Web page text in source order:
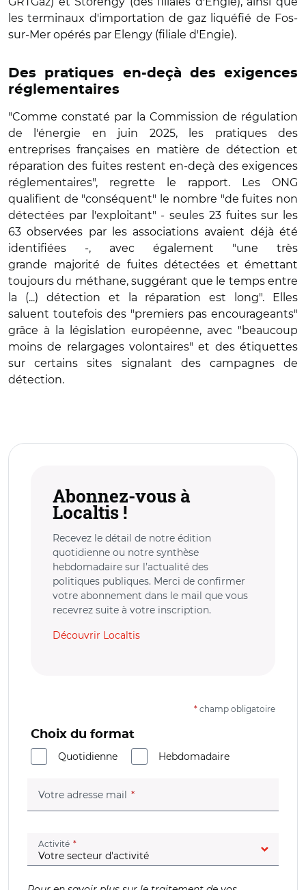
les terminaux d'importation de gaz liquéfié de Fos-
sur-Mer opérés par Elengy (filiale d'Engie).
Des pratiques en-deçà des exigences
réglementaires
"Comme constaté par la Commission de régulation
de l'énergie en juin 2025, les pratiques des
entreprises françaises en matière de détection et
réparation des fuites restent en-deçà des exigences
réglementaires", regrette le rapport. Les ONG
qualifient de "conséquent" le nombre "de fuites non
détectées par l'exploitant" - seules 23 fuites sur les
63 observées par les associations avaient déjà été
identifiées -, avec également "une très
grande
majorité de fuites détectées et émettant
toujours du méthane, suggérant que le temps entre
la (...) détection et la réparation est long". Elles
saluent toutefois des "premiers pas encourageants"
grâce à la législation européenne, avec "beaucoup
moins de relargages volontaires" et des étiquettes
sur certains sites signalant des campagnes de
détection.
Abonnez-vous à
Localtis !
Recevez le détail de notre édition
quotidienne ou notre synthèse
hebdomadaire sur l’actualité des
politiques publiques. Merci de confirmer
votre abonnement dans le mail que vous
recevrez suite à votre inscription.
Découvrir Localtis
* champ obligatoire
Choix du format
Quotidienne
Hebdomadaire
Votre adresse mail (champ obligatoire)
Activité (champ obligatoire)